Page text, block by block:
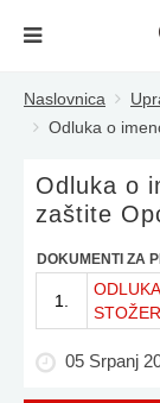
Naslovnica
Odluka o
Odluka o
zaštite
DOKUMENTI ZA
1.
05 Srpanj